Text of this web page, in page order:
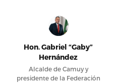
Hon. Gabriel “Gaby”
Hernández
Alcalde de Camuy y
presidente de la Federación